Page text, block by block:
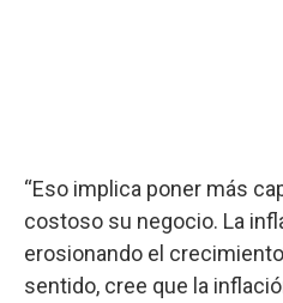
“Eso implica poner más
costoso su negocio. La
erosionando el
sentido, cree que la